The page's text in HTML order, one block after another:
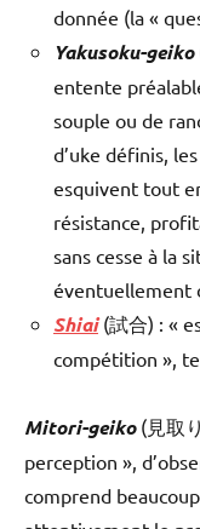
donnée (la «
Yakusoku-geiko
entente
souple ou de
d’uke définis,
esquivent tout
résistance,
sans cesse à la
éventuellement
Shiai (試合) : «
compétition »,
Mitori-geiko (見取
perception »,
comprend